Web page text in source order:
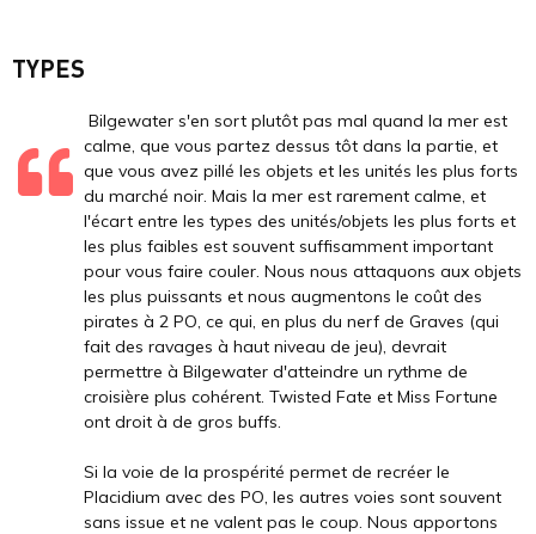
TYPES
Bilgewater s'en sort plutôt pas mal quand la mer est
calme, que vous partez dessus tôt dans la partie, et
que vous avez pillé les objets et les unités les plus forts
du marché noir. Mais la mer est rarement calme, et
l'écart entre les types des unités/objets les plus forts et
les plus faibles est souvent suffisamment important
pour vous faire couler. Nous nous attaquons aux objets
les plus puissants et nous augmentons le coût des
pirates à 2 PO, ce qui, en plus du nerf de Graves (qui
fait des ravages à haut niveau de jeu), devrait
permettre à Bilgewater d'atteindre un rythme de
croisière plus cohérent. Twisted Fate et Miss Fortune
ont droit à de gros buffs.
Si la voie de la prospérité permet de recréer le
Placidium avec des PO, les autres voies sont souvent
sans issue et ne valent pas le coup. Nous apportons